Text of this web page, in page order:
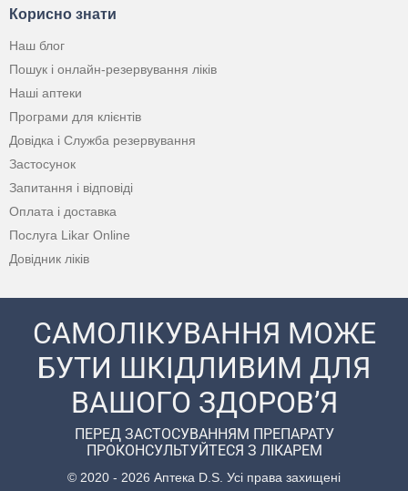
Корисно знати
Наш блог
Пошук і онлайн-резервування ліків
Наші аптеки
Програми для клієнтів
Довідка і Служба резервування
Застосунок
Запитання і відповіді
Оплата і доставка
Послуга Likar Online
Довідник ліків
САМОЛІКУВАННЯ МОЖЕ
БУТИ ШКІДЛИВИМ ДЛЯ
ВАШОГО ЗДОРОВ’Я
ПЕРЕД ЗАСТОСУВАННЯМ ПРЕПАРАТУ
ПРОКОНСУЛЬТУЙТЕСЯ З ЛІКАРЕМ
© 2020 - 2026 Аптека D.S. Усі права захищені